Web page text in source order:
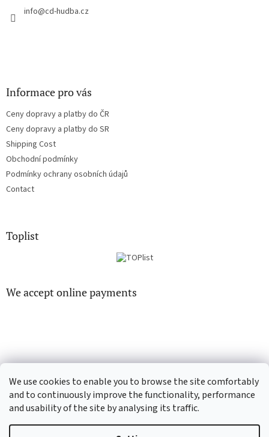
We use cookies to enable you to browse the site comfortably
and to continuously improve the functionality, performance
and usability of the site by analysing its traffic.
info@cd-hudba.cz
Informace pro vás
Ceny dopravy a platby do ČR
Ceny dopravy a platby do SR
Shipping Cost
Obchodní podmínky
Podmínky ochrany osobních údajů
Contact
Toplist
We accept online payments
Created by Shoptet